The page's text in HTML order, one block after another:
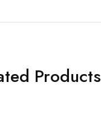
Products